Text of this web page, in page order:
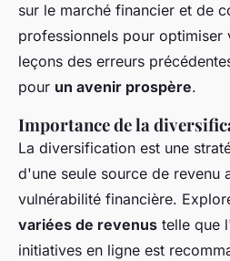
sur le marché financier et de
professionnels pour optimiser
leçons des erreurs
pour un avenir prospère.
Importance de la
La diversification est une
d'une seule source de revenu
vulnérabilité financière.
variées de revenus telle que
initiatives en ligne est